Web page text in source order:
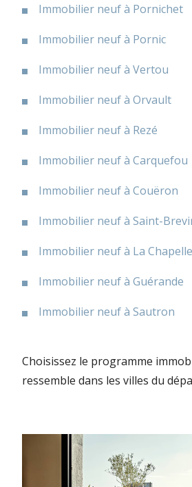
Immobilier neuf à Pornichet
Immobilier neuf à Pornic
Immobilier neuf à Vertou
Immobilier neuf à Orvault
Immobilier neuf à Rezé
Immobilier neuf à Carquefou
Immobilier neuf à Couëron
Immobilier neuf à Saint-
Immobilier neuf à La
Immobilier neuf à Guérande
Immobilier neuf à Sautron
Choisissez le programme
ressemble dans les villes du